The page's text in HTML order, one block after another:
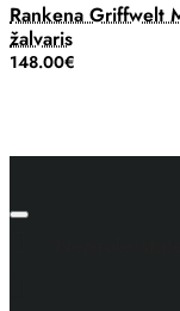
Rankena Griffwelt
žalvaris
148.00€